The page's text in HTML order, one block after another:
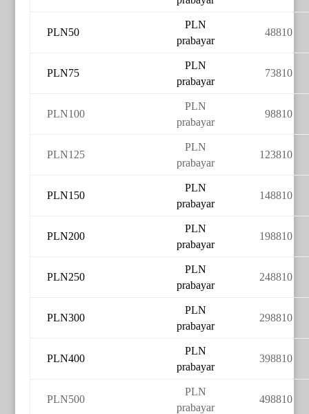
PLN50
PLN
prabayar
48810
PLN75
PLN
prabayar
73810
PLN100
PLN
prabayar
98810
PLN125
PLN
prabayar
123810
PLN150
PLN
prabayar
148810
PLN200
PLN
prabayar
198810
PLN250
PLN
prabayar
248810
PLN300
PLN
prabayar
298810
PLN400
PLN
prabayar
398810
PLN500
PLN
prabayar
498810